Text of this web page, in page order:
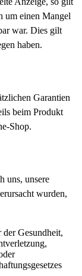
um einen Mangel
war. Dies gilt
haben.
Garantien
beim Produkt
Shop.
uns, unsere
wurden,
der Gesundheit,